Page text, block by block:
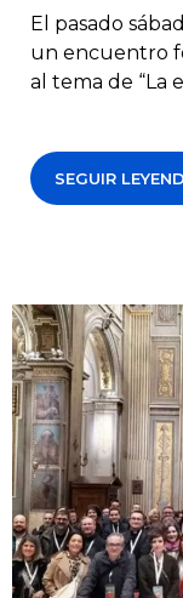
El pasado
un encuentro
al tema de “La
SEGUIR